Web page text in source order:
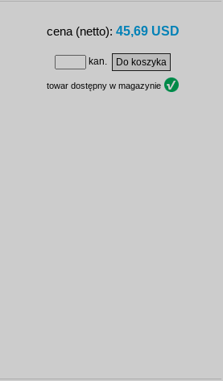
cena (netto): 45,69 USD
kan.
towar dostępny w magazynie